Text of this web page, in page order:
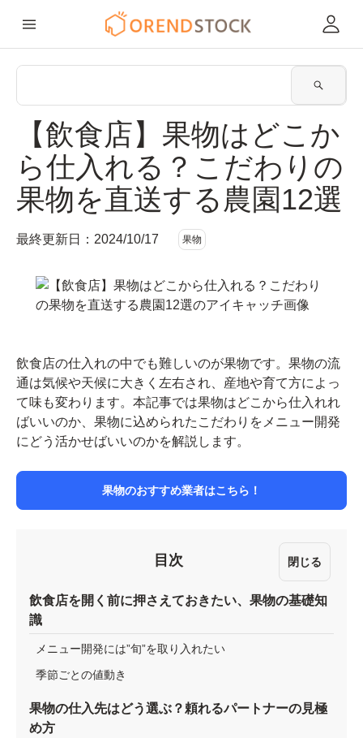
【飲食店】果物はどこか
ら仕入れる？こだわりの
果物を直送する農園12選
最終更新日： 2024/10/17 果物
飲食店の仕入れの中でも難しいのが果物です。果物の流
通は気候や天候に大きく左右され、産地や育て方によっ
て味も変わります。本記事では果物はどこから仕入れれ
ばいいのか、果物に込められたこだわりをメニュー開発
にどう活かせばいいのかを解説します。
果物のおすすめ業者はこちら！
目次 閉じる
飲食店を開く前に押さえておきたい、果物の基礎知
識
メニュー開発には”旬”を取り入れたい
季節ごとの値動き
果物の仕入先はどう選ぶ？頼れるパートナーの見極
め方